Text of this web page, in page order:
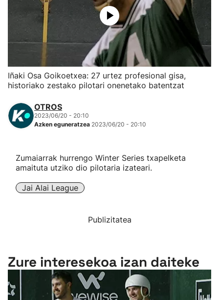
Herri-kirolak
Eskubaloia
Kirolak 360
Mendi-lasterketak
Iñaki Osa Goikoetxea: 27 urtez profesional gisa,
historiako zestako pilotari onenetako batentzat
OTROS
2023/06/20 - 20:10
Azken eguneratzea 2023/06/20 - 20:10
Zumaiarrak hurrengo Winter Series txapelketa
amaituta utziko dio pilotaria izateari.
Jai Alai League
Publizitatea
Zure interesekoa izan daiteke